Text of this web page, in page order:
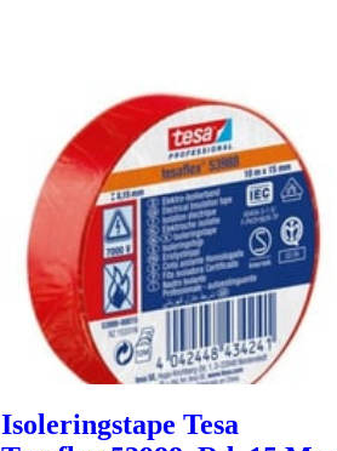
Isoleringstape Tesa